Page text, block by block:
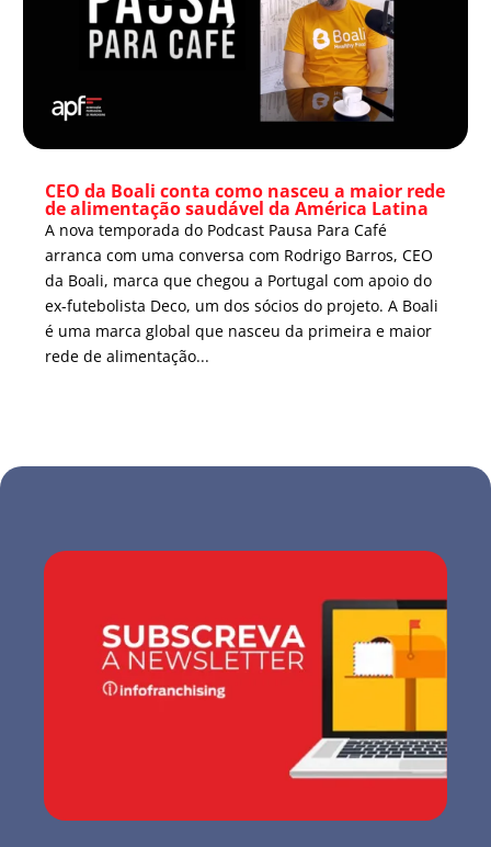
CEO da Boali conta como nasceu a maior rede
de alimentação saudável da América Latina
A nova temporada do Podcast Pausa Para Café
arranca com uma conversa com Rodrigo Barros, CEO
da Boali, marca que chegou a Portugal com apoio do
ex-futebolista Deco, um dos sócios do projeto. A Boali
é uma marca global que nasceu da primeira e maior
rede de alimentação...